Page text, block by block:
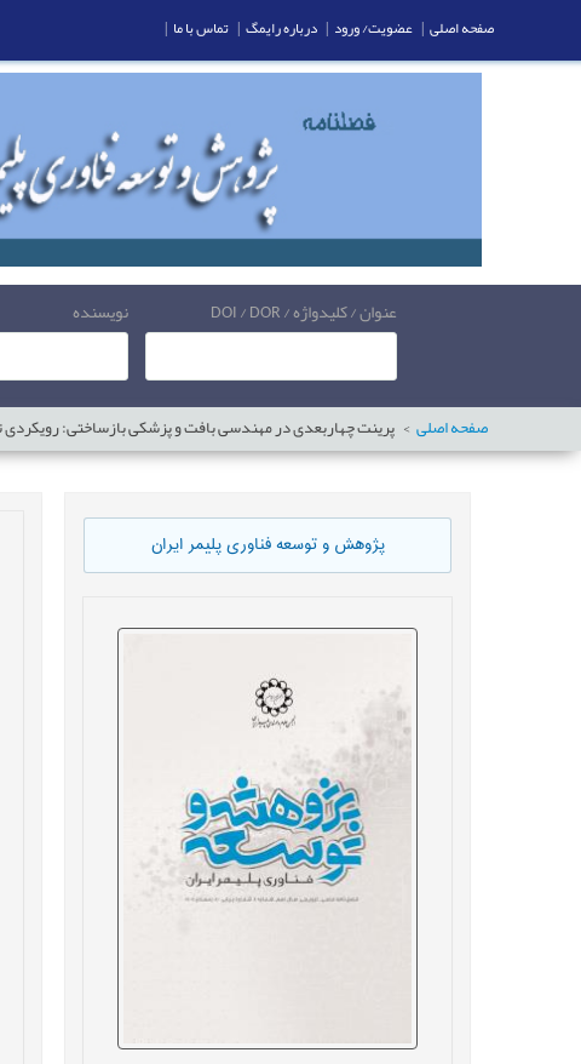
عنوان / کلیدواژه / DOI / DOR نویسنده
صفحه اصلی پرینت چهار‌بعدی در مهندسی بافت و پزشکی بازساختی:
پژوهش و توسعه فناوری پلیمر ایران
صفحه اصلی | عضویت/ ورود | درباره رایمگ | تماس با ما |